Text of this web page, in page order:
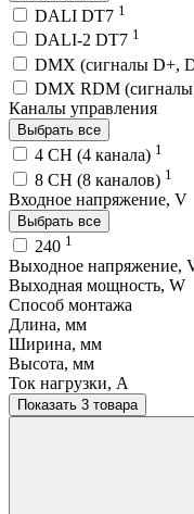
DALI DT7 1
DALI-2 DT7 1
DMX (сигналы D+,
DMX RDM
Каналы управления
Выбрать все
4 CH (4 канала) 1
8 CH (8 каналов) 1
Входное напряжение, V
Выбрать все
240 1
Выходное напряжение,
Выходная мощность, W
Способ монтажа
Длина, мм
Ширина, мм
Высота, мм
Ток нагрузки, A
Показать 3 товара